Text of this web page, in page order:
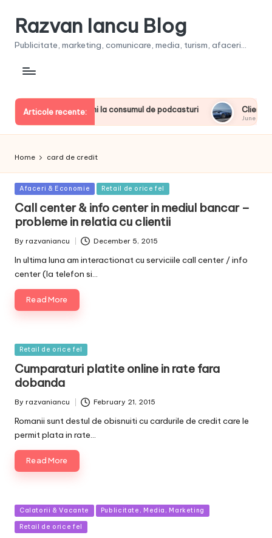
Razvan Iancu Blog
Publicitate, marketing, comunicare, media, turism, afaceri...
Articole recente:
liderii europeni la consumul de podcasturi Clienţii își vor
June 20, 2026
Home card de credit
Posted
Afaceri & Economie Retail de orice fel
Call center & info center in mediul bancar –
probleme in relatia cu clientii
Posted
By razvaniancu December 5, 2015
In ultima luna am interactionat cu serviciile call center / info
center (la telefon si…
Read More
Posted
Retail de orice fel
Cumparaturi platite online in rate fara
dobanda
Posted
By razvaniancu February 21, 2015
Romanii sunt destul de obisnuiti cu cardurile de credit care le
permit plata in rate…
Read More
Posted
in
Calatorii & Vacante Publicitate, Media, Marketing
Retail de orice fel